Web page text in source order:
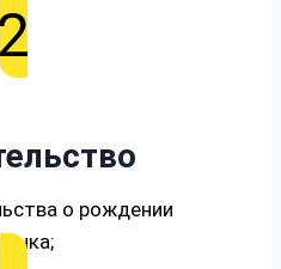
2
о рождении